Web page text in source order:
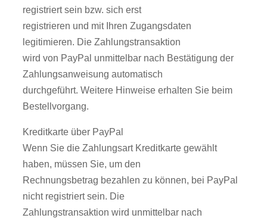
registriert sein bzw. sich erst
registrieren und mit Ihren Zugangsdaten
legitimieren. Die Zahlungstransaktion
wird von PayPal unmittelbar nach Bestätigung der
Zahlungsanweisung automatisch
durchgeführt. Weitere Hinweise erhalten Sie beim
Bestellvorgang.
Kreditkarte über PayPal
Wenn Sie die Zahlungsart Kreditkarte gewählt
haben, müssen Sie, um den
Rechnungsbetrag bezahlen zu können, bei PayPal
nicht registriert sein. Die
Zahlungstransaktion wird unmittelbar nach